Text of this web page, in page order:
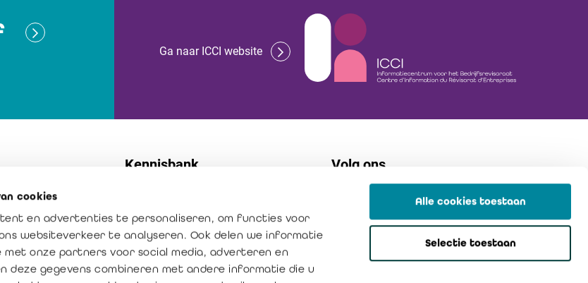
cookies
en advertenties te personaliseren, om functies voor
websiteverkeer te analyseren. Ook delen we informatie
met onze partners voor social media, adverteren en
deze gegevens combineren met andere informatie die u
Alle cookies toestaan
Selectie toestaan
Ga naar ICCI website
creëren
van de
Kennisbank
Publicaties
Het beroep in cijfers
Volg ons
linkedin